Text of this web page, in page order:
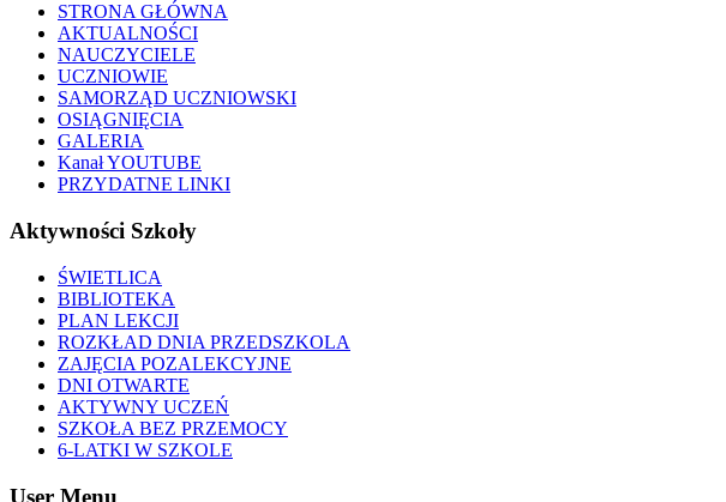
STRONA GŁÓWNA
AKTUALNOŚCI
NAUCZYCIELE
UCZNIOWIE
SAMORZĄD UCZNIOWSKI
OSIĄGNIĘCIA
GALERIA
Kanał YOUTUBE
PRZYDATNE LINKI
Aktywności Szkoły
ŚWIETLICA
BIBLIOTEKA
PLAN LEKCJI
ROZKŁAD DNIA PRZEDSZKOLA
ZAJĘCIA POZALEKCYJNE
DNI OTWARTE
AKTYWNY UCZEŃ
SZKOŁA BEZ PRZEMOCY
6-LATKI W SZKOLE
User Menu